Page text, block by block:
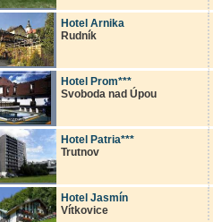
Hotel Arnika
Rudník
Hotel Prom***
Svoboda nad Úpou
Hotel Patria***
Trutnov
Hotel Jasmín
Vítkovice